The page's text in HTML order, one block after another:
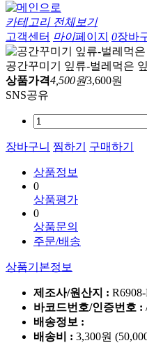
카테고리 전체보기
고객센터 마이페이지 0장바
공간꾸미기 잎류-벌레먹은 잎
상품가격4,500원3,600원
SNS공유
장바구니 찜하기 구매하기
상품정보
0
상품평가
0
상품문의
주문/배송
상품기본정보
제조사/원산지 :
바코드번호/인증번호 :
배송정보 :
배송비 : 3,300원